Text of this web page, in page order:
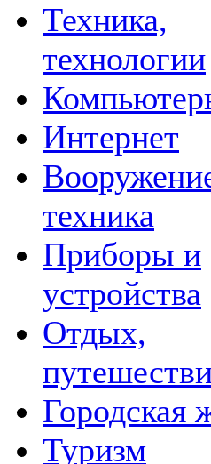
Техника,
технологии
Интернет
техника
Приборы и
устройства
Отдых,
Городская
Туризм